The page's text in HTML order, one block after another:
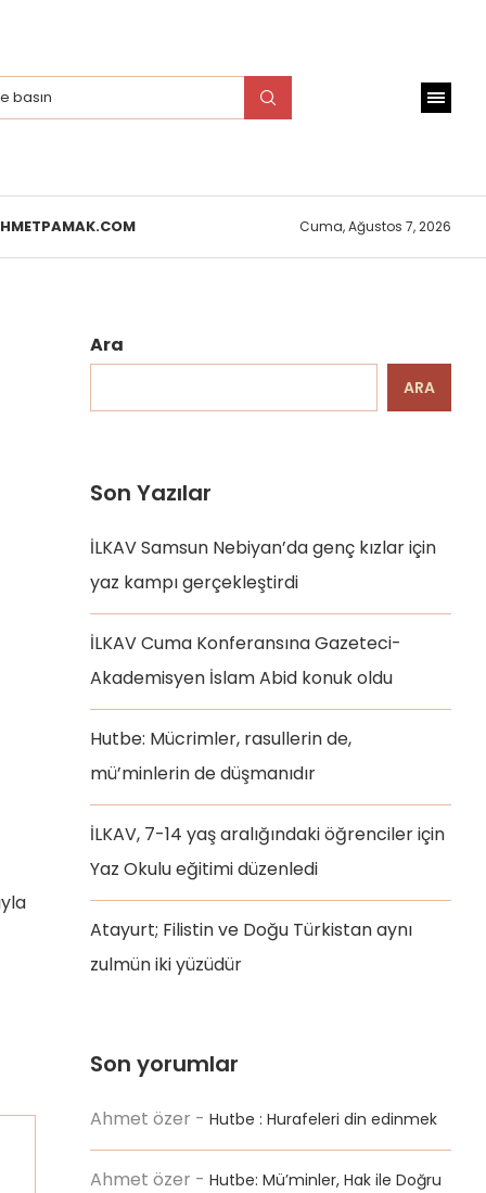
Cuma, Ağustos 7, 2026
Ara
ARA
Son Yazılar
İLKAV Samsun Nebiyan’da genç kızlar için
yaz kampı gerçekleştirdi
İLKAV Cuma Konferansına Gazeteci-
Akademisyen İslam Abid konuk oldu
Hutbe: Mücrimler, rasullerin de,
mü’minlerin de düşmanıdır
İLKAV, 7-14 yaş aralığındaki öğrenciler için
Yaz Okulu eğitimi düzenledi
Atayurt; Filistin ve Doğu Türkistan aynı
zulmün iki yüzüdür
Son yorumlar
Ahmet özer -Hutbe : Hurafeleri din edinmek
Ahmet özer -Hutbe: Mü’minler, Hak ile Doğru